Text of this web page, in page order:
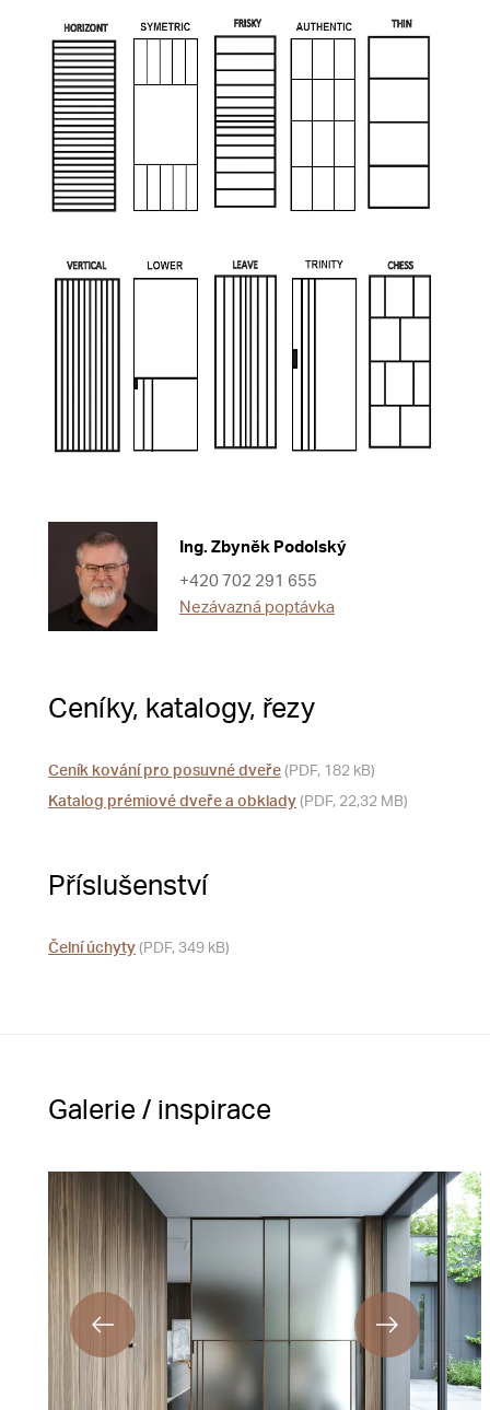
Ing. Zbyněk Podolský
+420 702 291 655
Nezávazná poptávka
Ceníky, katalogy, řezy
Ceník kování pro posuvné dveře (PDF, 182 kB)
Katalog prémiové dveře a obklady (PDF, 22,32 MB)
Příslušenství
Čelní úchyty (PDF, 349 kB)
Galerie / inspirace